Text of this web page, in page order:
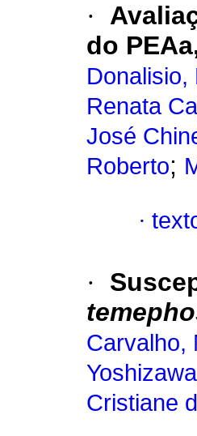
·
do
Donalisio,
Renata
José
Roberto;
·
·
Carvalho,
Cristiane